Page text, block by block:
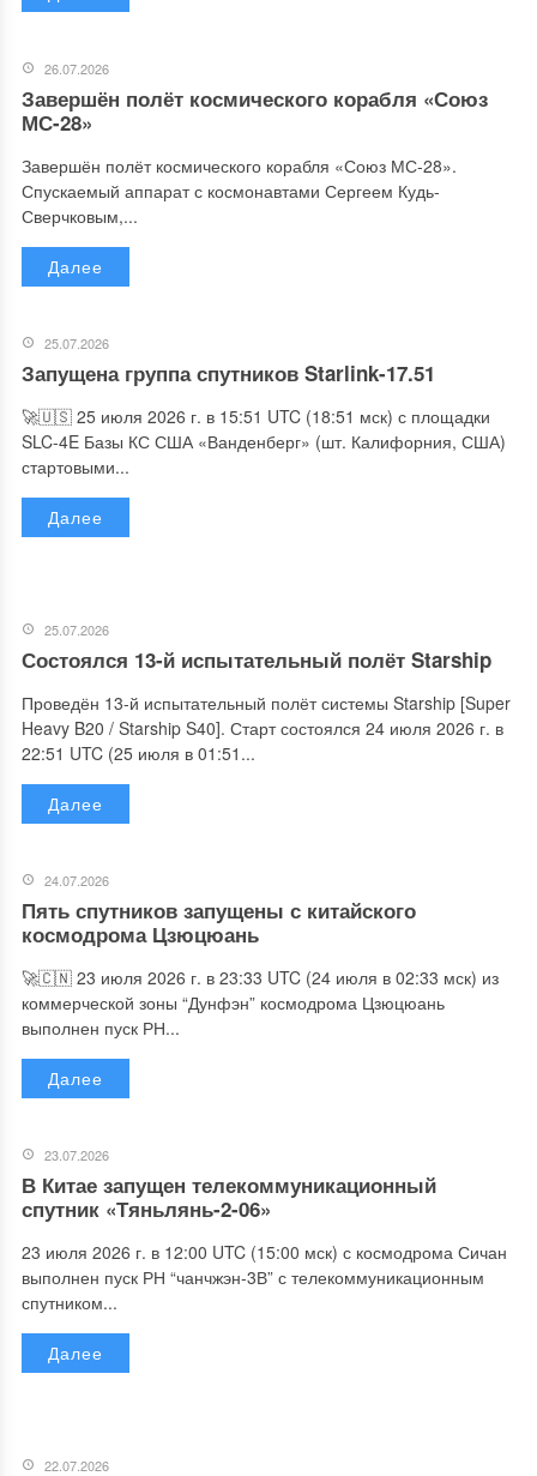
26.07.2026
Завершён полёт космического корабля «Союз
МС-28»
Завершён полёт космического корабля «Союз МС-28».
Спускаемый аппарат с космонавтами Сергеем Кудь-
Сверчковым,...
Далее
25.07.2026
Запущена группа спутников Starlink-17.51
🚀🇺🇸 25 июля 2026 г. в 15:51 UTC (18:51 мск) с площадки
SLC-4E Базы КС США «Ванденберг» (шт. Калифорния, США)
стартовыми...
Далее
25.07.2026
Состоялся 13-й испытательный полёт Starship
Проведён 13-й испытательный полёт системы Starship [Super
Heavy B20 / Starship S40]. Старт состоялся 24 июля 2026 г. в
22:51 UTC (25 июля в 01:51...
Далее
24.07.2026
Пять спутников запущены с китайского
космодрома Цзюцюань
🚀🇨🇳 23 июля 2026 г. в 23:33 UTC (24 июля в 02:33 мск) из
коммерческой зоны “Дунфэн” космодрома Цзюцюань
выполнен пуск РН...
Далее
23.07.2026
В Китае запущен телекоммуникационный
спутник «Тяньлянь-2-06»
23 июля 2026 г. в 12:00 UTC (15:00 мск) с космодрома Сичан
выполнен пуск РН “чанчжэн-3В” с телекоммуникационным
спутником...
Далее
22.07.2026